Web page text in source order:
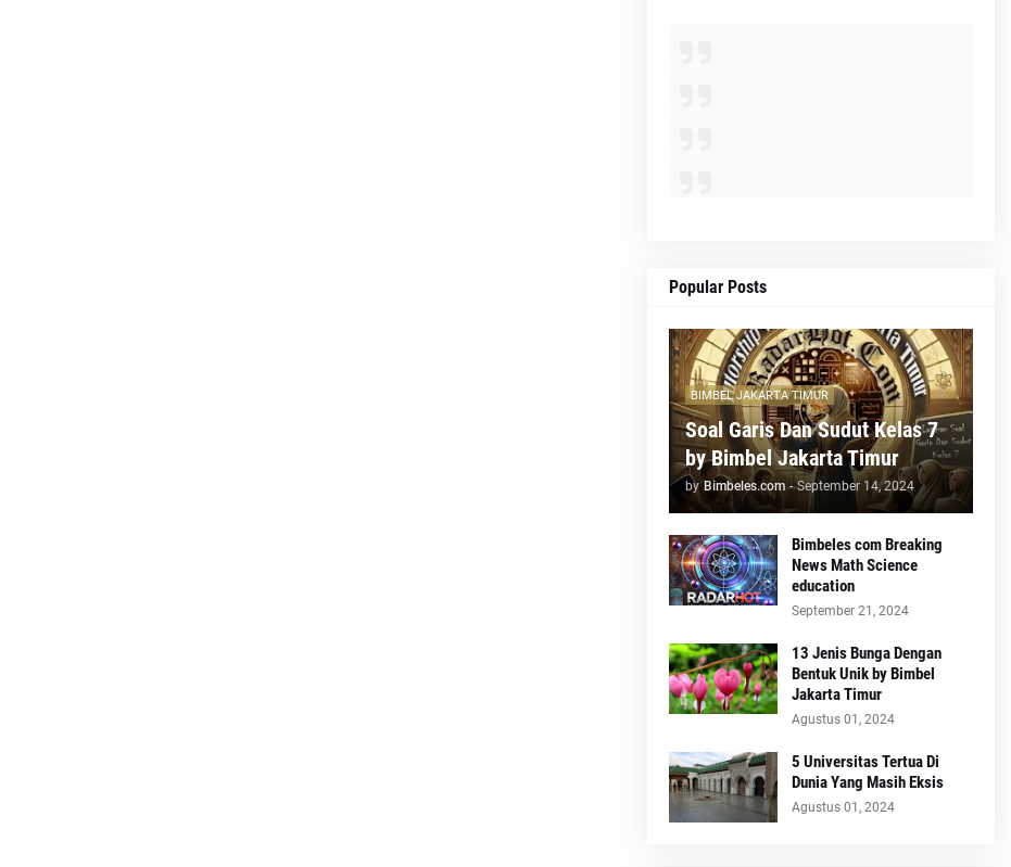
Popular Posts
BIMBEL JAKARTA TIMUR
Soal Garis Dan Sudut Kelas 7
by Bimbel Jakarta Timur
by Bimbeles.com - September 14, 2024
Bimbeles com Breaking
News Math Science
education
September 21, 2024
13 Jenis Bunga Dengan
Bentuk Unik by Bimbel
Jakarta Timur
Agustus 01, 2024
5 Universitas Tertua Di
Dunia Yang Masih Eksis
Agustus 01, 2024